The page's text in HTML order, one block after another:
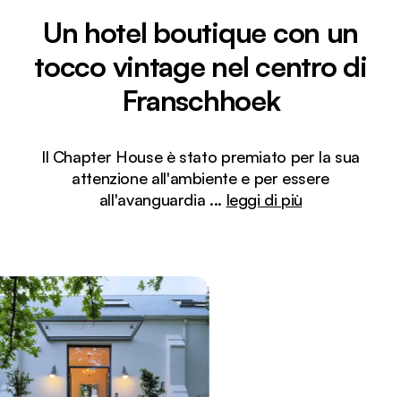
Un hotel boutique con un
tocco vintage nel centro di
Franschhoek
Il Chapter House è stato premiato per la sua
attenzione all'ambiente e per essere
all'avanguardia ... leggi di più